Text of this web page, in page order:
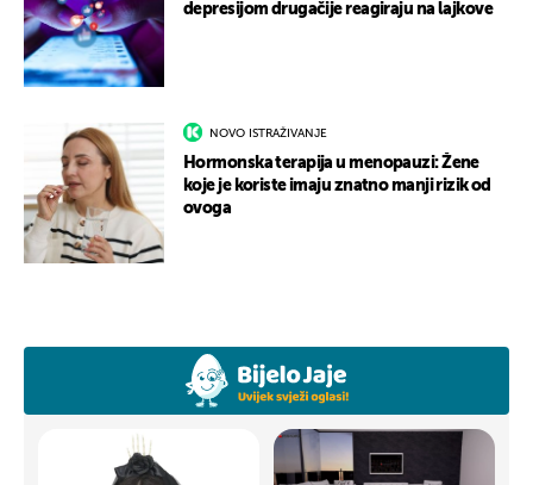
depresijom drugačije reagiraju na lajkove
NOVO ISTRAŽIVANJE
Hormonska terapija u menopauzi: Žene
koje je koriste imaju znatno manji rizik od
ovoga